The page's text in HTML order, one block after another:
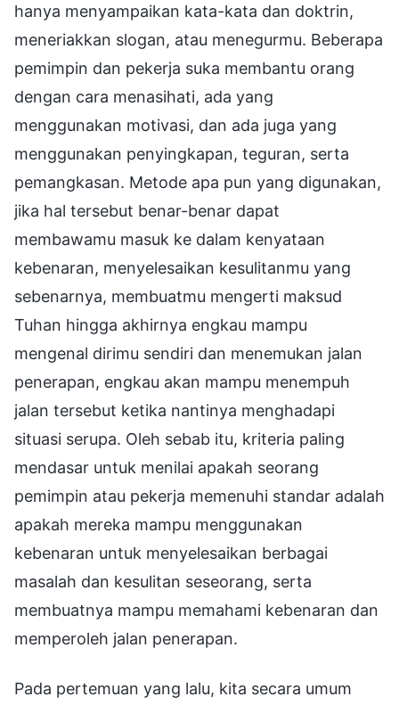
hanya menyampaikan kata-kata dan doktrin,
meneriakkan slogan, atau menegurmu. Beberapa
pemimpin dan pekerja suka membantu orang
dengan cara menasihati, ada yang
menggunakan motivasi, dan ada juga yang
menggunakan penyingkapan, teguran, serta
pemangkasan. Metode apa pun yang digunakan,
jika hal tersebut benar-benar dapat
membawamu masuk ke dalam kenyataan
kebenaran, menyelesaikan kesulitanmu yang
sebenarnya, membuatmu mengerti maksud
Tuhan hingga akhirnya engkau mampu
mengenal dirimu sendiri dan menemukan jalan
penerapan, engkau akan mampu menempuh
jalan tersebut ketika nantinya menghadapi
situasi serupa. Oleh sebab itu, kriteria paling
mendasar untuk menilai apakah seorang
pemimpin atau pekerja memenuhi standar adalah
apakah mereka mampu menggunakan
kebenaran untuk menyelesaikan berbagai
masalah dan kesulitan seseorang, serta
membuatnya mampu memahami kebenaran dan
memperoleh jalan penerapan.
Pada pertemuan yang lalu, kita secara umum